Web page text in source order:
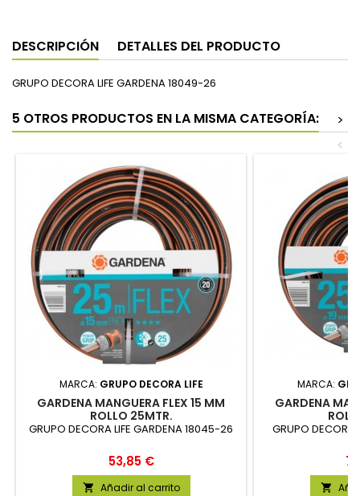
DESCRIPCIÓN DETALLES DEL PRODUCTO
GRUPO DECORA LIFE GARDENA 18049-26
5 OTROS PRODUCTOS EN LA MISMA CATEGORÍA:
>
<
MARCA: GRUPO DECORA LIFE
GARDENA MANGUERA FLEX 15 MM
ROLLO 25MTR.
GRUPO DECORA LIFE GARDENA 18045-26
Precio
53,85 €
 Añadir al carrito
MARCA:
GARDENA
GRUPO
